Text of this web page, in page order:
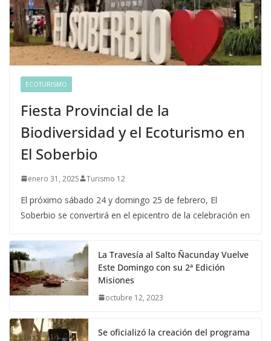
ECOTURISMO
Fiesta Provincial de la
Biodiversidad y el Ecoturismo en
El Soberbio
enero 31, 2025 Turismo 12
El próximo sábado 24 y domingo 25 de febrero, El
Soberbio se convertirá en el epicentro de la celebración en
La Travesía al Salto Ñacunday Vuelve
Este Domingo con su 2ª Edición
Misiones
octubre 12, 2023
Se oficializó la creación del programa